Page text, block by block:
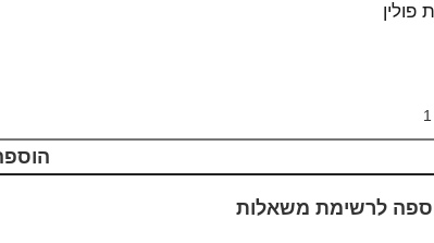
פולין
לרשימת משאלות